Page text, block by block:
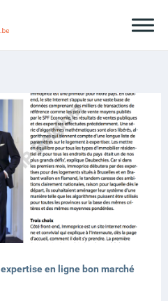
en ligne bon marché